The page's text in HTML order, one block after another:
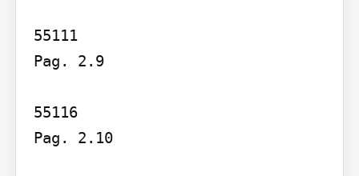
55111
Pag. 2.9
55116
Pag. 2.10